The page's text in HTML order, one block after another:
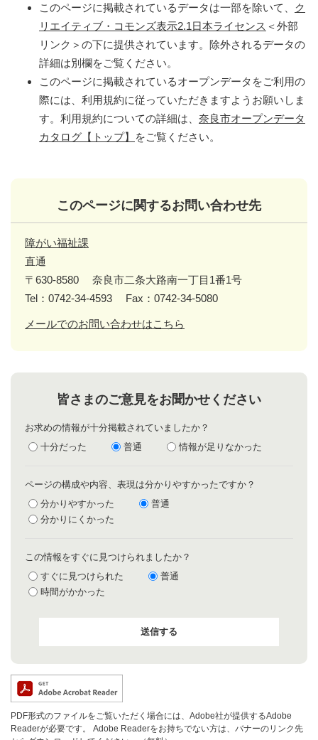
このページに掲載されているデータは一部を除いて、
ク
リエイティブ・コモンズ表示2.1日本ライセンス ＜外部
リンク＞ の下に提供されています。除外されるデータの
詳細は別欄をご覧ください。
このページに掲載されているオープンデータをご利用の
際には、利用規約に従っていただきますようお願いしま
す。利用規約についての詳細は、 奈良市オープンデータ
カタログ【トップ】
をご覧ください。
このページに関するお問い合わせ先
障がい福祉課
直通
〒630-8580
奈良市二条大路南一丁目1番1号
Tel：0742-34-4593
Fax：0742-34-5080
メールでのお問い合わせはこちら
皆さまのご意見をお聞かせください
お求めの情報が十分掲載されていましたか？
十分だった
普通 情報が足りなかった
ページの構成や内容、表現は分かりやすかったですか？
分かりやすかった
普通
分かりにくかった
この情報をすぐに見つけられましたか？
すぐに見つけられた
普通
時間がかかった
PDF形式のファイルをご覧いただく場合には、Adobe社が提供するAdobe
Readerが必要です。
Adobe Readerをお持ちでない方は、バナーのリンク先